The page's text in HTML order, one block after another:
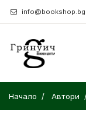
info@bookshop.bg
Начало Автори